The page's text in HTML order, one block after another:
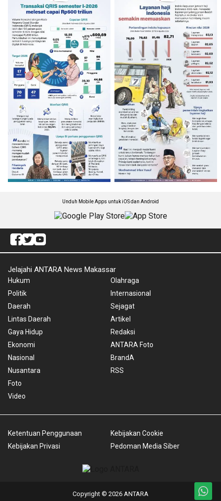
Unduh Mobile Apps untuk iOS dan Android
Jelajahi ANTARA News Makassar
Hukum
Politik
Daerah
Lintas Daerah
Gaya Hidup
Ekonomi
Nasional
Nusantara
Foto
Video
Olahraga
Internasional
Sejagat
Artikel
Redaksi
ANTARA Foto
BrandA
RSS
Ketentuan Penggunaan
Kebijakan Privasi
Kebijakan Cookie
Pedoman Media Siber
Copyright © 2026 ANTARA